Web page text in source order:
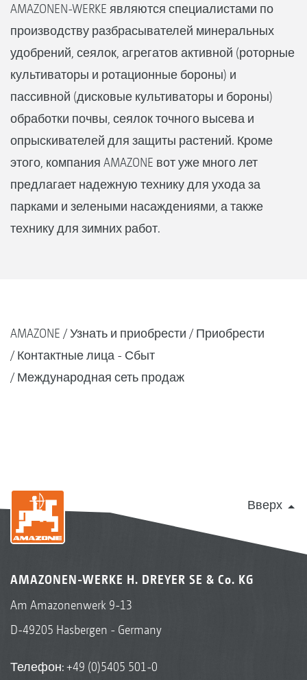
AMAZONEN-WERKE являются специалистами по
производству разбрасывателей минеральных
удобрений, сеялок, агрегатов активной (роторные
культиваторы и ротационные бороны) и
пассивной (дисковые культиваторы и бороны)
обработки почвы, сеялок точного высева и
опрыскивателей для защиты растений. Кроме
этого, компания AMAZONE вот уже много лет
предлагает надежную технику для ухода за
парками и зелеными насаждениями, а также
технику для зимних работ.
AMAZONE Узнать и приобрести
Приобрести
Контактные лица - Сбыт
Международная сеть продаж
Вверх
AMAZONEN-WERKE H. DREYER SE & Co. KG
Am Amazonenwerk 9-13
D-49205 Hasbergen - Germany
Телефон:+49 (0)5405 501-0